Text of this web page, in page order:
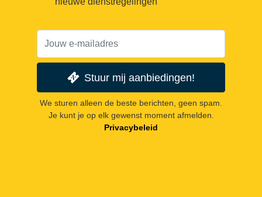
Stuur mij aanbiedingen!
We sturen alleen de beste berichten, geen spam.
Je kunt je op elk gewenst moment afmelden.
Privacybeleid